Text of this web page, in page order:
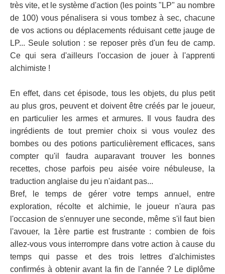
très vite, et le système d'action (les points "LP" au nombre
de 100) vous pénalisera si vous tombez à sec, chacune
de vos actions ou déplacements réduisant cette jauge de
LP... Seule solution : se reposer près d'un feu de camp.
Ce qui sera d'ailleurs l'occasion de jouer à l'apprenti
alchimiste !
En effet, dans cet épisode, tous les objets, du plus petit
au plus gros, peuvent et doivent être créés par le joueur,
en particulier les armes et armures. Il vous faudra des
ingrédients de tout premier choix si vous voulez des
bombes ou des potions particulièrement efficaces, sans
compter qu'il faudra auparavant trouver les bonnes
recettes, chose parfois peu aisée voire nébuleuse, la
traduction anglaise du jeu n'aidant pas...
Bref, le temps de gérer votre temps annuel, entre
exploration, récolte et alchimie, le joueur n'aura pas
l'occasion de s'ennuyer une seconde, même s'il faut bien
l'avouer, la 1ère partie est frustrante : combien de fois
allez-vous vous interrompre dans votre action à cause du
temps qui passe et des trois lettres d'alchimistes
confirmés à obtenir avant la fin de l'année ? Le diplôme